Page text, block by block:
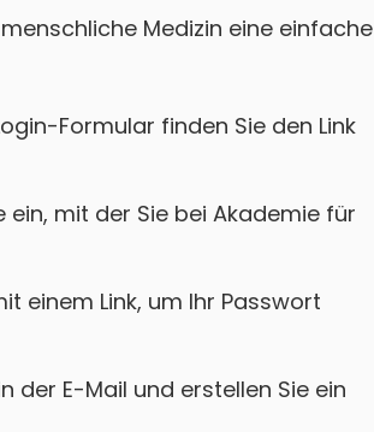
Medizin eine einfache
Formular finden Sie den Link
mit der Sie bei Akademie für
einem Link, um Ihr Passwort
der E-Mail und erstellen Sie ein